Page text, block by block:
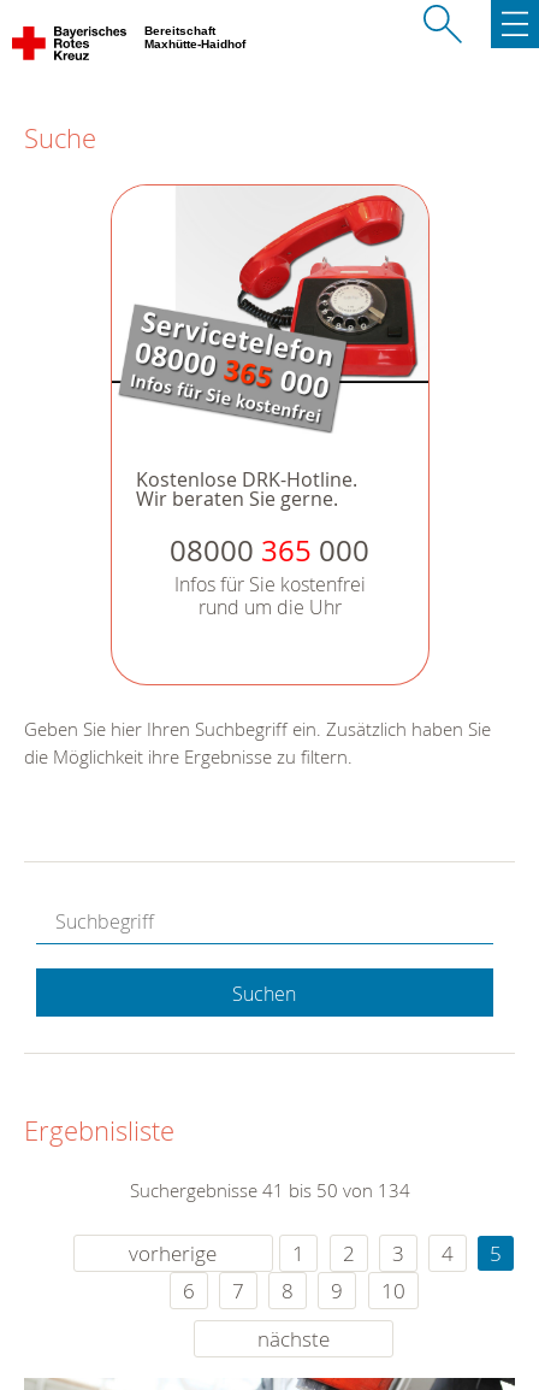
Bereitschaft
Maxhütte-Haidhof
Suche
Kostenlose DRK-Hotline.
Wir beraten Sie gerne.
08000 365 000
Infos für Sie kostenfrei
rund um die Uhr
Geben Sie hier Ihren Suchbegriff ein. Zusätzlich haben Sie
die Möglichkeit ihre Ergebnisse zu filtern.
Suchen
Ergebnisliste
Suchergebnisse 41 bis 50 von 134
vorherige 1 2 3 4
5
6
7 8 9
10
nächste